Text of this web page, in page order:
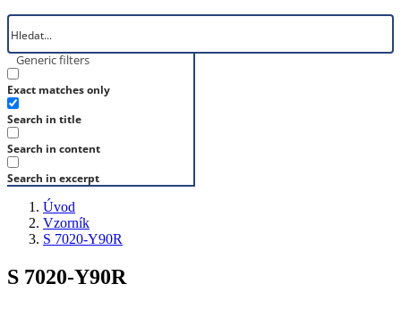
Generic filters
Exact matches only
Search in title
Search in content
Search in excerpt
Úvod
Vzorník
S 7020-Y90R
S 7020-Y90R